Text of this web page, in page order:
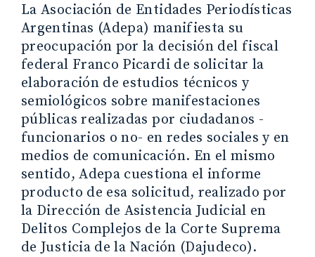
La Asociación de Entidades Periodísticas
Argentinas (Adepa) manifiesta su
preocupación por la decisión del fiscal
federal Franco Picardi de solicitar la
elaboración de estudios técnicos y
semiológicos sobre manifestaciones
públicas realizadas por ciudadanos -
funcionarios o no- en redes sociales y en
medios de comunicación. En el mismo
sentido, Adepa cuestiona el informe
producto de esa solicitud, realizado por
la Dirección de Asistencia Judicial en
Delitos Complejos de la Corte Suprema
de Justicia de la Nación (Dajudeco).